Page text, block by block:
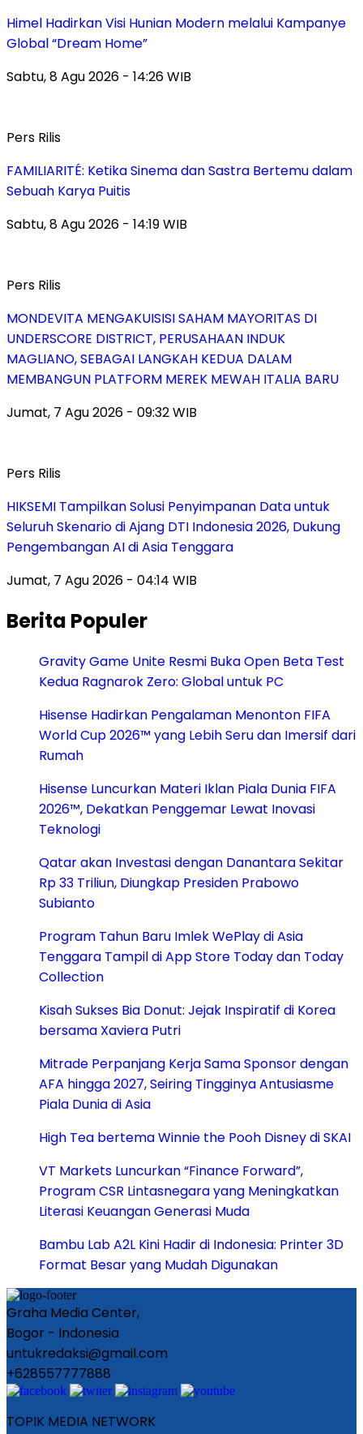
Himel Hadirkan Visi Hunian Modern melalui Kampanye
Global “Dream Home”
Sabtu, 8 Agu 2026 - 14:26 WIB
Pers Rilis
FAMILIARITÉ: Ketika Sinema dan Sastra Bertemu dalam
Sebuah Karya Puitis
Sabtu, 8 Agu 2026 - 14:19 WIB
Pers Rilis
MONDEVITA MENGAKUISISI SAHAM MAYORITAS DI
UNDERSCORE DISTRICT, PERUSAHAAN INDUK
MAGLIANO, SEBAGAI LANGKAH KEDUA DALAM
MEMBANGUN PLATFORM MEREK MEWAH ITALIA BARU
Jumat, 7 Agu 2026 - 09:32 WIB
Pers Rilis
HIKSEMI Tampilkan Solusi Penyimpanan Data untuk
Seluruh Skenario di Ajang DTI Indonesia 2026, Dukung
Pengembangan AI di Asia Tenggara
Jumat, 7 Agu 2026 - 04:14 WIB
Berita Populer
Gravity Game Unite Resmi Buka Open Beta Test
Kedua Ragnarok Zero: Global untuk PC
Hisense Hadirkan Pengalaman Menonton FIFA
World Cup 2026™ yang Lebih Seru dan Imersif dari
Rumah
Hisense Luncurkan Materi Iklan Piala Dunia FIFA
2026™, Dekatkan Penggemar Lewat Inovasi
Teknologi
Qatar akan Investasi dengan Danantara Sekitar
Rp 33 Triliun, Diungkap Presiden Prabowo
Subianto
Program Tahun Baru Imlek WePlay di Asia
Tenggara Tampil di App Store Today dan Today
Collection
Kisah Sukses Bia Donut: Jejak Inspiratif di Korea
bersama Xaviera Putri
Mitrade Perpanjang Kerja Sama Sponsor dengan
AFA hingga 2027, Seiring Tingginya Antusiasme
Piala Dunia di Asia
High Tea bertema Winnie the Pooh Disney di SKAI
VT Markets Luncurkan “Finance Forward”,
Program CSR Lintasnegara yang Meningkatkan
Literasi Keuangan Generasi Muda
Bambu Lab A2L Kini Hadir di Indonesia: Printer 3D
Format Besar yang Mudah Digunakan
Graha Media Center,
Bogor - Indonesia
untukredaksi@gmail.com
+628557777888
TOPIK MEDIA NETWORK